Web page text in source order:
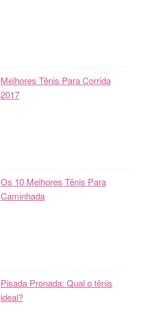
Melhores Tênis Para Corrida
2017
Os 10 Melhores Tênis Para
Caminhada
Pisada Pronada: Qual o tênis
ideal?